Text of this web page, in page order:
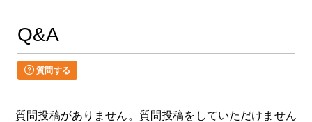
Q&A
質問する
質問投稿がありません。質問投稿をしていただけません